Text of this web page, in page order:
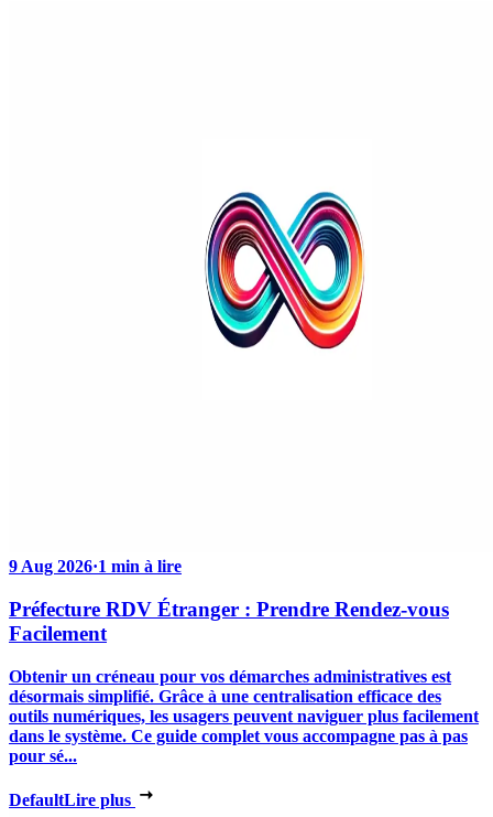
9 Aug 2026·1 min à lire
Préfecture RDV Étranger : Prendre Rendez-vous
Facilement
Obtenir un créneau pour vos démarches administratives est
désormais simplifié. Grâce à une centralisation efficace des
outils numériques, les usagers peuvent naviguer plus facilement
dans le système. Ce guide complet vous accompagne pas à pas
pour sé...
DefaultLire plus